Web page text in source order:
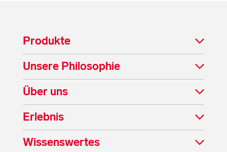
Produkte
Unsere Philosophie
Über uns
Erlebnis
Wissenswertes